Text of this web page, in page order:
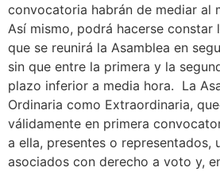
convocatoria habrán de mediar al
Así mismo, podrá hacerse constar
que se reunirá la Asamblea en
sin que entre la primera y la
plazo inferior a media hora. La
Ordinaria como Extraordinaria,
válidamente en primera
a ella, presentes o representados,
asociados con derecho a voto y,